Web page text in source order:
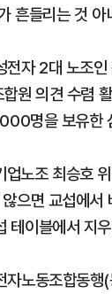
흔들리는 것
자 2대 노조
원 의견 수렴
명을 보유
업노조 최승호
으면 교섭에
테이블에서 지
노동조합동